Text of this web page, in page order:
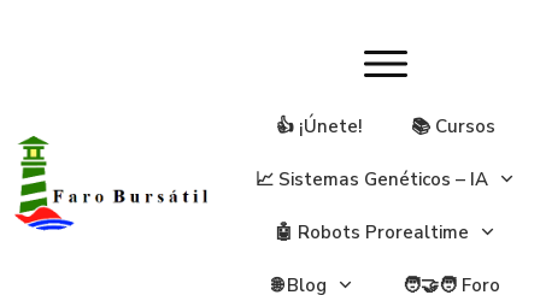
👍 ¡Únete! 📚 Cursos
📈 Sistemas Genéticos – IA
🤖 Robots Prorealtime
🌐 Blog 🧑‍🤝‍🧑 Foro